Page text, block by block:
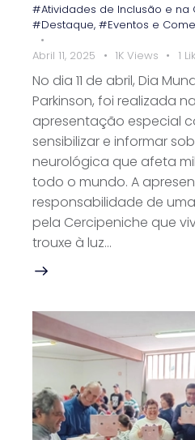
#Atividades de Inclusão e na
#Destaque, #Eventos e
Abril 11, 2025
1K Views 1
No dia 11 de abril, Dia
Parkinson, foi realizada
apresentação especial
sensibilizar e informar
neurológica que afeta
todo o mundo. A
responsabilidade de
pela Cercipeniche que
trouxe à luz…